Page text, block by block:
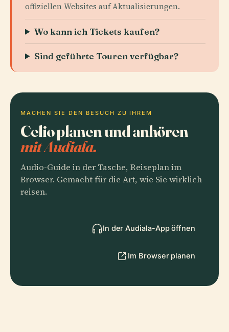
offiziellen Websites auf Aktualisierungen.
Wo kann ich Tickets kaufen?
Sind geführte Touren verfügbar?
MACHEN SIE DEN BESUCH ZU IHREM
Celio planen und anhören
mit Audiala.
Audio-Guide in der Tasche, Reiseplan im
Browser. Gemacht für die Art, wie Sie wirklich
reisen.
In der Audiala-App öffnen
Im Browser planen